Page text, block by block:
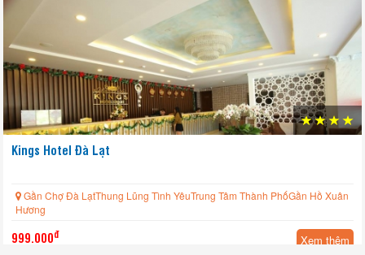
Kings Hotel Đà Lạt
Gần Chợ Đà LạtThung Lũng Tình YêuTrung Tâm Thành PhốGần Hồ Xuân
Hương
999.000đ Xem thêm